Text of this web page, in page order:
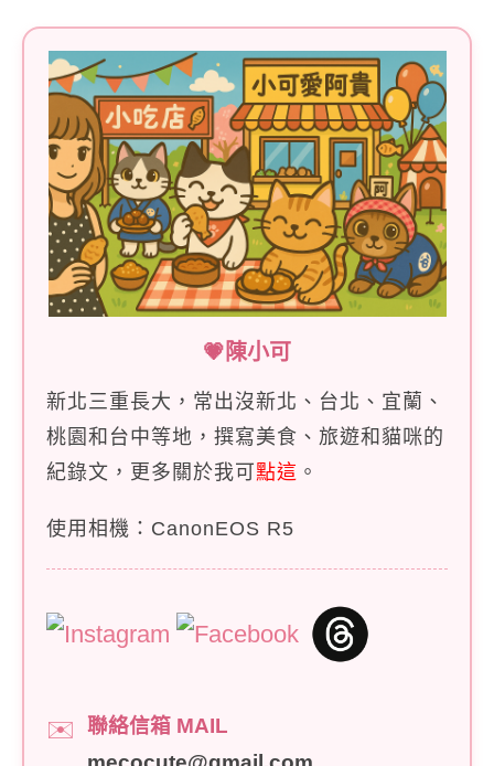
💗陳小可
新北三重長大，常出沒新北、台北、宜蘭、
桃園和台中等地，撰寫美食、旅遊和貓咪的
紀錄文，更多關於我可 點這 。
使用相機：CanonEOS R5
✉️
聯絡信箱 MAIL